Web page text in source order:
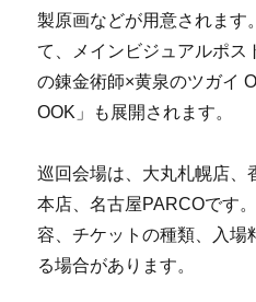
製原画などが用意されます
て、メインビジュアルポス
の錬金術師×黄泉のツガイ
OOK」も展開されます。
巡回会場は、大丸札幌店、
本店、名古屋PARCOです
容、チケットの種類、入場
る場合があります。